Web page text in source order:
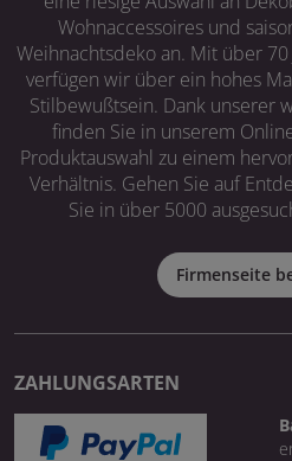
Wohnaccessoires und
Weihnachtsdeko an. Mit über
verfügen wir über ein hohes
Stilbewußtsein. Dank unserer
finden Sie in unserem
Produktauswahl zu einem
Verhältnis. Gehen Sie auf
Sie in über 5000
Firmenseite
ZAHLUNGSARTEN